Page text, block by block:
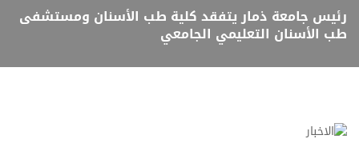
رئيس جامعة ذمار يتفقد كلية طب الأسنان ومستشفى
طب الأسنان التعليمي الجامعي